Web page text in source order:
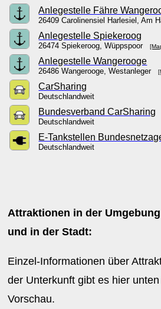
Anlegestelle Fähre
26409 Carolinensiel Harlesiel, Am
Anlegestelle Spiekeroog
26474 Spiekeroog, Wüppspoor
Anlegestelle Wangerooge
26486 Wangerooge, Westanleger
CarSharing
Deutschlandweit
Bundesverband CarSharing
Deutschlandweit
E-Tankstellen
Deutschlandweit
Attraktionen in der
und in der Stadt:
Einzel-Informationen über
der Unterkunft gibt es hier
Vorschau.